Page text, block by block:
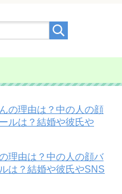
の理由は？中の人の顔
ルは？結婚や彼氏や
理由は？中の人の顔バ
は？結婚や彼氏やSNS